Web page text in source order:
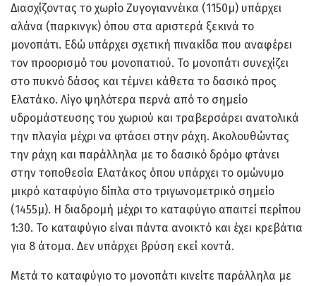
Διασχίζοντας το χωρίο Ζυγογιαννέικα (1150μ) υπάρχει
αλάνα (παρκινγκ) όπου στα αριστερά ξεκινά το
μονοπάτι. Εδώ υπάρχει σχετική πινακίδα που αναφέρει
τον προορισμό του μονοπατιού. Το μονοπάτι συνεχίζει
στο πυκνό δάσος και τέμνει κάθετα το δασικό προς
Ελατάκο. Λίγο ψηλότερα περνά από το σημείο
υδρομάστευσης του χωριού και τραβερσάρει ανατολικά
την πλαγία μέχρι να φτάσει στην ράχη. Ακολουθώντας
την ράχη και παράλληλα με το δασικό δρόμο φτάνει
στην τοποθεσία Ελατάκος όπου υπάρχει το ομώνυμο
μικρό καταφύγιο δίπλα στο τριγωνομετρικό σημείο
(1455μ). Η διαδρομή μέχρι το καταφύγιο απαιτεί περίπου
1:30. Το καταφύγιο είναι πάντα ανοικτό και έχει κρεβάτια
για 8 άτομα. Δεν υπάρχει βρύση εκεί κοντά.
Μετά το καταφύγιο το μονοπάτι κινείτε παράλληλα με